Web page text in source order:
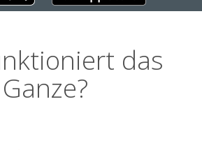
das
Ganze?